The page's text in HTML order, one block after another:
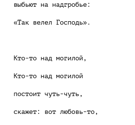
выбьют на надгробье:
«Так велел Господь».
Кто-то над могилой,
Кто-то над могилой
постоит чуть-чуть,
скажет: вот любовь-то,